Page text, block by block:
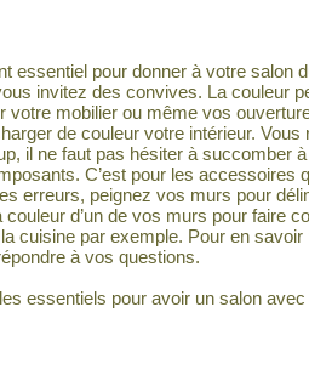
essentiel pour donner à votre salon
invitez des convives. La couleur
votre mobilier ou même vos
de couleur votre intérieur.
il ne faut pas hésiter à succomber
C’est pour les accessoires
erreurs, peignez vos murs pour
d’un de vos murs pour faire
cuisine par exemple. Pour en
à vos questions.
essentiels pour avoir un salon